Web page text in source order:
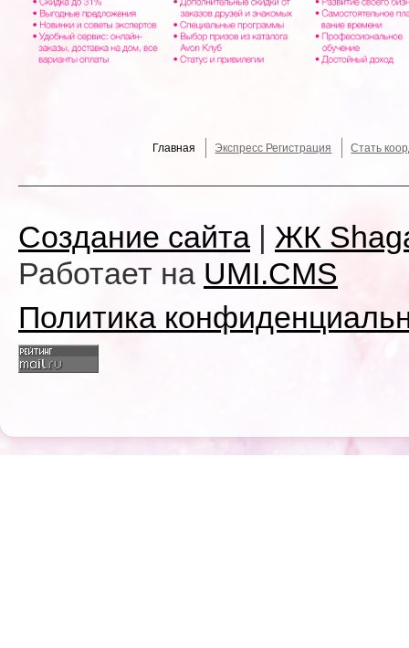
Главная Экспресс Регистрация Стать
Создание сайта
ЖК
Работает на UMI.CMS
Политика